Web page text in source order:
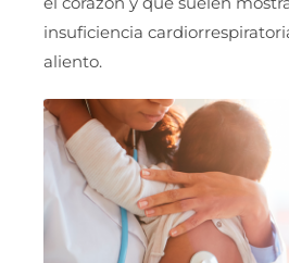
insuficiencia
aliento.